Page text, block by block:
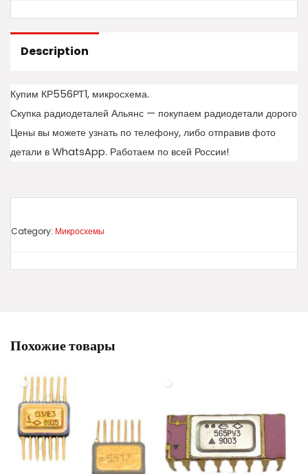
Description
Купим КР556РТ1, микросхема.
Скупка радиодеталей Альянс — покупаем радиодетали дорого
Цены вы можете узнать по телефону, либо отправив фото
детали в WhatsApp. Работаем по всей России!
Category: Микросхемы
Похожие товары